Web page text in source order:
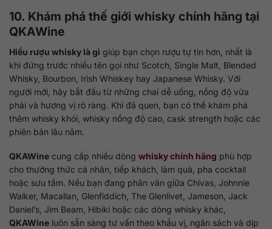
10. Khám phá thế giới whisky chính hãng tại
QKAWine
Hiểu rượu whisky là gì giúp bạn chọn rượu tự tin hơn, nhất là
khi đứng trước nhiều tên gọi như Scotch, Single Malt, Blended
Whisky, Bourbon, Irish Whiskey hay Japanese Whisky. Với
người mới, hãy bắt đầu từ những chai dễ uống, nồng độ vừa
phải và hương vị rõ ràng. Khi đã quen, bạn có thể khám phá
thêm whisky khói, whisky nồng độ cao, cask strength hoặc các
phiên bản lâu năm.
QKAWine cung cấp nhiều dòng whisky chính hãng phù hợp
cho thưởng thức cá nhân, tiếp khách, làm quà, pha cocktail
hoặc sưu tầm. Nếu bạn đang phân vân giữa Chivas, Johnnie
Walker, Macallan, Glenfiddich, The Glenlivet, Jameson, Jack
Daniel’s, Jim Beam, Hibiki hoặc các dòng whisky khác,
QKAWine luôn sẵn sàng tư vấn theo khẩu vị, ngân sách và dịp